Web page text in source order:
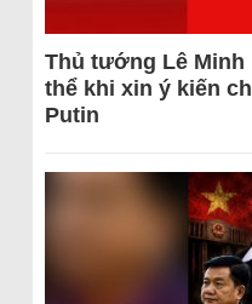
Thủ tướng Lê Minh
thể khi xin ý kiến
Putin